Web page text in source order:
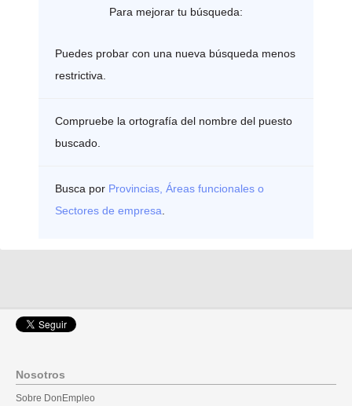
Para mejorar tu búsqueda:
Puedes probar con una nueva búsqueda menos
restrictiva.
Compruebe la ortografía del nombre del puesto
buscado.
Busca por Provincias, Áreas funcionales o
Sectores de empresa
Nosotros
Sobre DonEmpleo